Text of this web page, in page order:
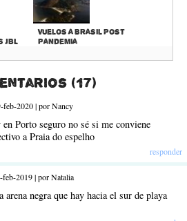
JBL
Vuelos a Brasil Post
Pandemia
(17)
feb-2020 | por Nancy
Porto seguro no sé si me conviene
a Praia do espelho
responder
feb-2019 | por Natalia
arena negra que hay hacia el sur de playa